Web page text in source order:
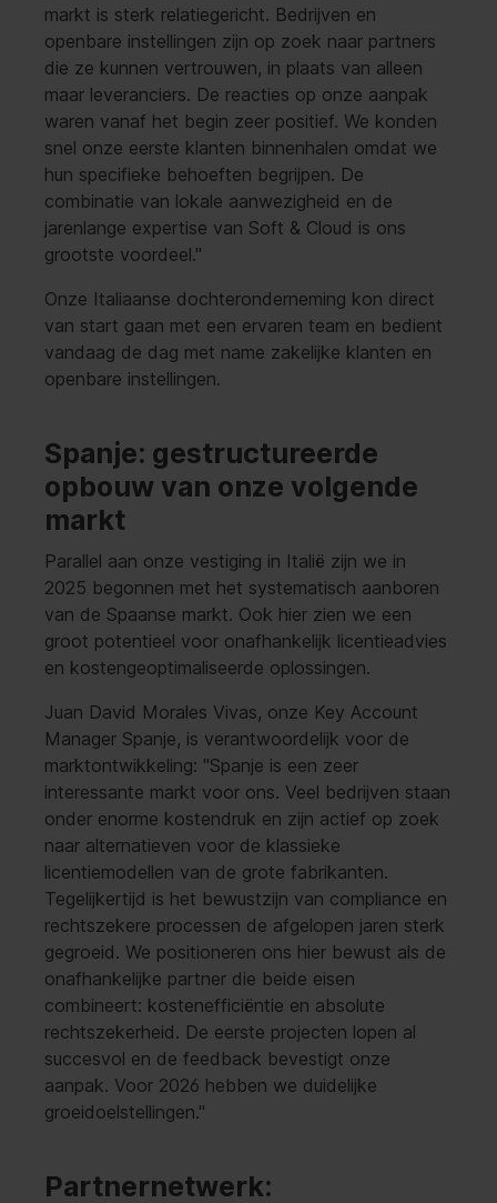
markt is sterk relatiegericht. Bedrijven en
openbare instellingen zijn op zoek naar partners
die ze kunnen vertrouwen, in plaats van alleen
maar leveranciers. De reacties op onze aanpak
waren vanaf het begin zeer positief. We konden
snel onze eerste klanten binnenhalen omdat we
hun specifieke behoeften begrijpen. De
combinatie van lokale aanwezigheid en de
jarenlange expertise van Soft & Cloud is ons
grootste voordeel."
Onze Italiaanse dochteronderneming kon direct
van start gaan met een ervaren team en bedient
vandaag de dag met name zakelijke klanten en
openbare instellingen.
Spanje: gestructureerde
opbouw van onze volgende
markt
Parallel aan onze vestiging in Italië zijn we in
2025 begonnen met het systematisch aanboren
van de Spaanse markt. Ook hier zien we een
groot potentieel voor onafhankelijk licentieadvies
en kostengeoptimaliseerde oplossingen.
Juan David Morales Vivas, onze Key Account
Manager Spanje, is verantwoordelijk voor de
marktontwikkeling: "Spanje is een zeer
interessante markt voor ons. Veel bedrijven staan
onder enorme kostendruk en zijn actief op zoek
naar alternatieven voor de klassieke
licentiemodellen van de grote fabrikanten.
Tegelijkertijd is het bewustzijn van compliance en
rechtszekere processen de afgelopen jaren sterk
gegroeid. We positioneren ons hier bewust als de
onafhankelijke partner die beide eisen
combineert: kostenefficiëntie en absolute
rechtszekerheid. De eerste projecten lopen al
succesvol en de feedback bevestigt onze
aanpak. Voor 2026 hebben we duidelijke
groeidoelstellingen."
Partnernetwerk: